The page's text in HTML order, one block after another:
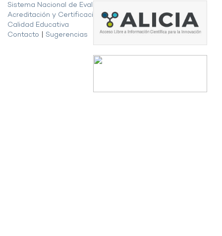
Sistema Nacional de Evaluación,
Acreditación y Certificación de la
Calidad Educativa
Contacto
Sugerencias